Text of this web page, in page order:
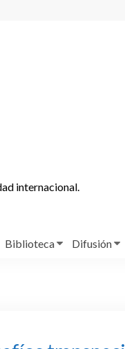
internacional.
Biblioteca Difusión